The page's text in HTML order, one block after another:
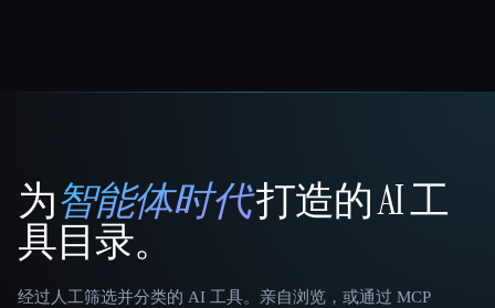
That AI Collection
为智能体时代打造的 AI 工
具目录。
经过人工筛选并分类的 AI 工具。亲自浏览，或通过 MCP